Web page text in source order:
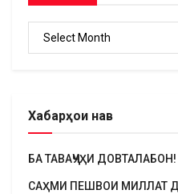
Хабарҳои нав
БА ТАВАҶҶУҲИ ДОВТАЛАБОН!
САҲМИ ПЕШВОИ МИЛЛАТ